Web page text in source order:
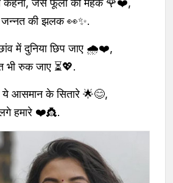
कहना, जैसे फूलों की महक 🌹❤️,
जन्नत की झलक 👀✨.
में दुनिया छिप जाए 🌧️❤️,
भी रुक जाए ⏳💖.
ये आसमान के सितारे 🌟😊,
लगे हमारे ❤️👸.